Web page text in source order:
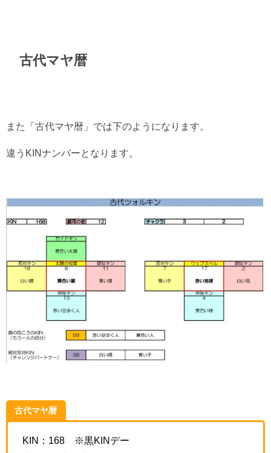
古代マヤ暦
また「古代マヤ暦」では下のようになります。
違うKINナンバーとなります。
古代マヤ暦
KIN：168 ※黒KINデー